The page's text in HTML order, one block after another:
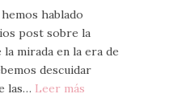
hablado
post sobre la
mirada en la era de
descuidar
las… Leer más